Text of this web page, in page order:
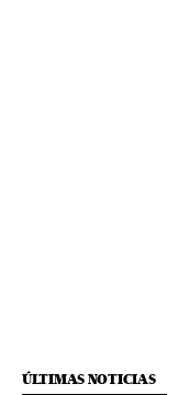
ÚLTIMAS NOTICIAS